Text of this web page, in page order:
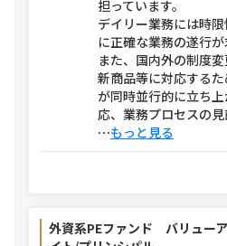
担っています。
デイリー業務には時
に正確な業務の遂行が
また、国内外の制度
新商品等に対応する
が同時並行的に立ち
応、業務プロセスの見
⋯もっと見る
外資系PEファンド バリュー